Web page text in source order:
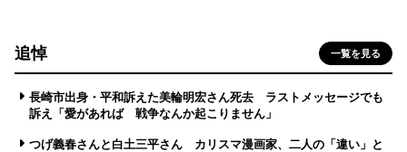
追悼 一覧を見る
長崎市出身・平和訴えた美輪明宏さん死去 ラストメッセージでも
訴え「愛があれば 戦争なんか起こりません」
つげ義春さんと白土三平さん カリスマ漫画家、二人の「違い」と